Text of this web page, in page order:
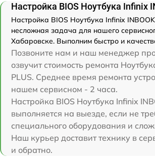
Настройка BIOS Ноутбука Infinix
Настройка BIOS Ноутбука Infinix
несложная задача для нашего
Хабаровске. Выполним быстро и
Позвоните нам и наш менеджер
озвучит стоимость ремонта
PLUS. Среднее время ремонта
нашем сервисном - 2 часа.
Настройка BIOS Ноутбука Infinix
выполняется на выезде, если не
специального оборудования и
Наш курьер доставит технику в
и обратно.